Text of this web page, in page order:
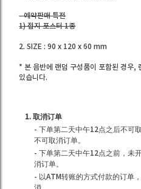
- 예약판매 특전
1) 접지 포스터 1종
2. SIZE : 90 x 120 x 60 mm
* 본 음반에 랜덤 구성품이 포함된 경우,
있습니다.
1. 取消订单
- 下单第二天中午12点之后不可
不可取消订单。
- 下单第二天中午12点之前，未
消订单。
- 以ATM转账的方式付款的订单